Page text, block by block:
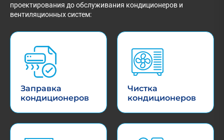
проектирования до обслуживания кондиционеров и
вентиляционных систем:
Заправка
кондиционеров
Чистка
кондиционеров